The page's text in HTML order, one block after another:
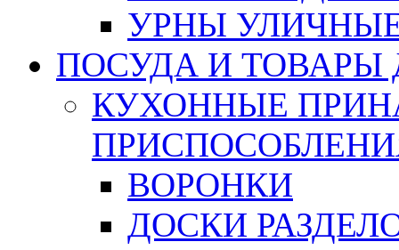
УРНЫ
ПОСУДА И ТОВАРЫ
КУХОННЫЕ
ВОРОНКИ
ДОСКИ